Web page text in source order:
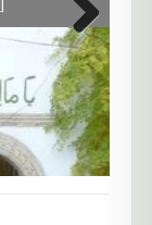
Sljedeća